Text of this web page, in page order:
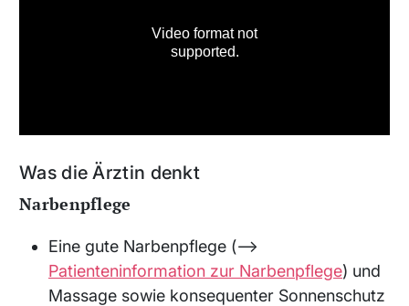
Was die Ärztin denkt
Narbenpflege
Eine gute Narbenpflege (⟶
Patienteninformation zur Narbenpflege) und
Massage sowie konsequenter Sonnenschutz